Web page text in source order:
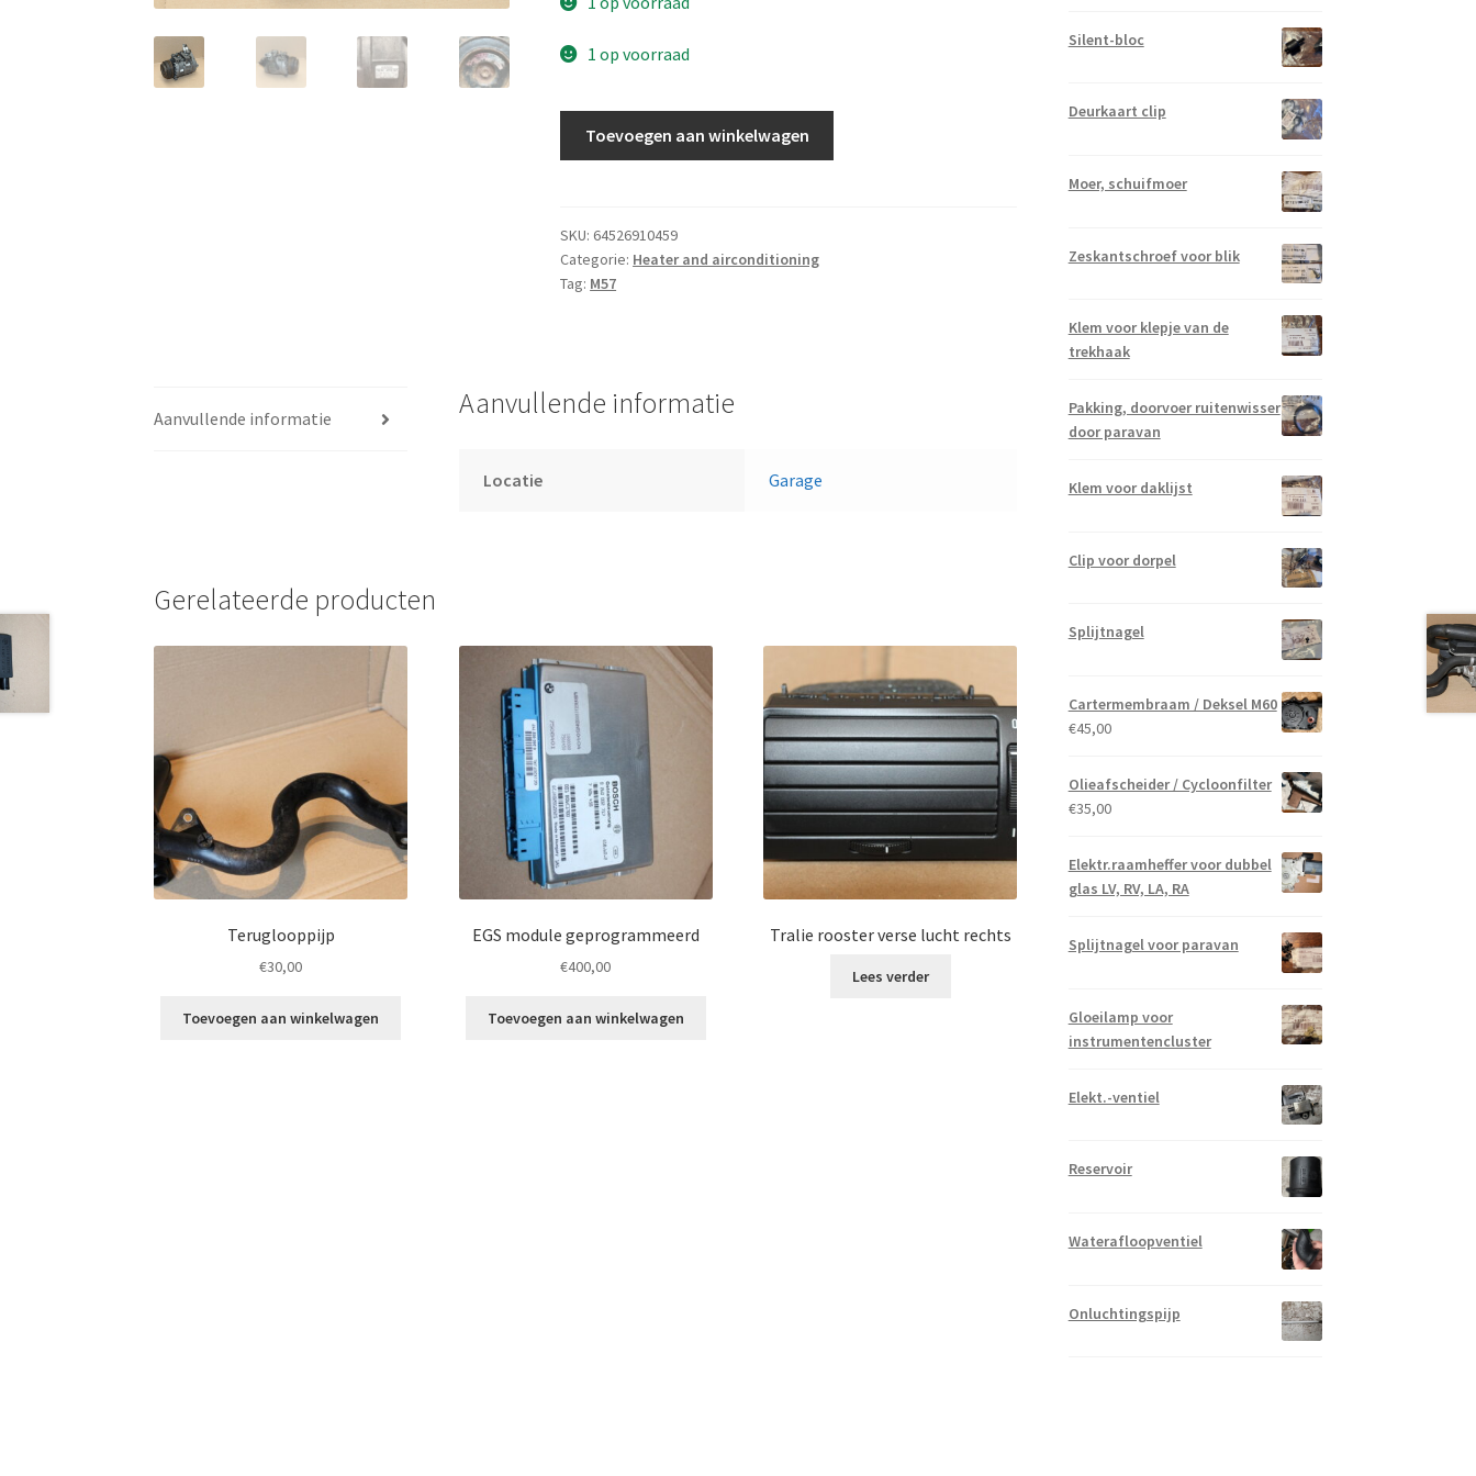
1 op voorraad
aircocompressor
Toevoegen aan winkelwagen
SKU: 64526910459
Categorie: Heater and airconditioning
Tag: M57
Aanvullende informatie Aanvullende informatie
Locatie Garage
Gerelateerde producten
Teruglooppijp
€30,00
Toevoegen aan winkelwagen
EGS module geprogrammeerd
€400,00
Toevoegen aan winkelwagen
Tralie rooster verse lucht rechts
Lees verder
Silent-bloc
Deurkaart clip
Moer, schuifmoer
Zeskantschroef voor blik
Klem voor klepje van de
trekhaak
Pakking, doorvoer ruitenwisser
door paravan
Klem voor daklijst
Clip voor dorpel
Splijtnagel
Cartermembraam / Deksel M60
€45,00
Olieafscheider / Cycloonfilter
€35,00
Elektr.raamheffer voor dubbel
glas LV, RV, LA, RA
Splijtnagel voor paravan
Gloeilamp voor
instrumentencluster
Elekt.-ventiel
Reservoir
Waterafloopventiel
Onluchtingspijp